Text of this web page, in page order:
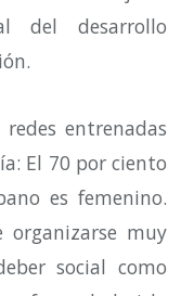
del desarrollo
entrenadas
El 70 por ciento
es femenino.
muy
social como